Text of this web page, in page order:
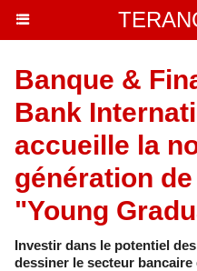
Banque &
Bank
accueille la
génération
"Young
Investir dans le potentiel
dessiner le secteur